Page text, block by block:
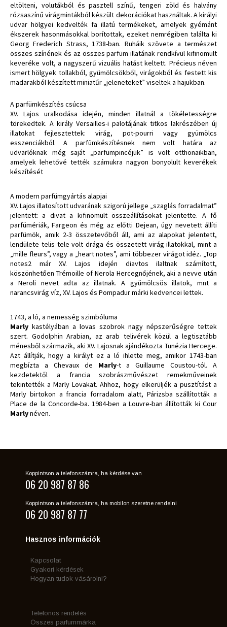
eltölteni, volutákból és pasztell színű, tengeri zöld és halvány
rózsaszínű virágmintákból készült dekorációkat használtak. A királyi
udvar hölgyei kedvelték fa illatú termékeket, amelyek gyémánt
ékszerek hasonmásokkal borítottak, ezeket nemrégiben találta ki
Georg Frederich Strass, 1738-ban. Ruháik szövete a természet
összes színének és az összes parfüm illatának rendkívül kifinomult
keveréke volt, a nagyszerű vizuális hatást keltett. Précieus néven
ismert hölgyek tollakból, gyümölcsökből, virágokból és festett kis
madarakból készített miniatűr „jeleneteket” viseltek a hajukban.
A parfümkészítés csúcsa
XV. Lajos uralkodása idején, minden illatnál a tökéletességre
törekedtek. A király Versailles-i palotájának titkos lakrészében új
illatokat fejlesztettek: virág, pot-pourri vagy gyümölcs
esszenciákból. A parfümkészítésnek nem volt határa az
udvarlóknak még saját „parfümpincéjük” is volt otthonaikban,
amelyek lehetővé tették számukra nagyon bonyolult keverékek
készítését
A modern parfümgyártás alapjai
XV. Lajos illatosított udvarának szigorú jellege „szaglás forradalmat”
jelentett: a divat a kifinomult összeállításokat jelentette. A fő
parfümériák, Fargeon és még az előtti Dejean, úgy nevetett állíti
parfümök, amik 2-3 összetevőből áll, ami az alapokat jelentett,
lendülete telis tele volt drága és összetett virág illatokkal, mint a
„mille fleurs”, vagy a „heart notes”, ami többezer virágot idéz. „Top
notes2 már XV. Lajos idején diavtos ilaltnak számított,
köszönhetően Trémoille of Nerola Hercegnőjének, aki a nevve után
a Neroli nevet adta az illatnak. A gyümölcsös illatok, mnt a
narancsvirág víz, XV. Lajos és Pompadur márki kedvencei lettek.
1743, a ló, a nemesség szimbóluma
Marly kastélyában a lovas szobrok nagy népszerűségre tettek
szert. Godolphin Arabian, az arab telivérek közül a legtisztább
ménesből származik, aki XV. Lajosnak ajándékozta Tunézia Hercege.
Azt állítják, hogy a királyt ez a ló ihlette meg, amikor 1743-ban
megbízta a Chevaux de Marly-t a Guillaume Coustou-tól. A
kezdetektől a francia szobrászművészet remekműveinek
tekintették a Marly Lovakat. Ahhoz, hogy elkerüljék a pusztítást a
Marly birtokon a francia forradalom alatt, Párizsba szállították a
Place de la Concorde-ba. 1984-ben a Louvre-ban állították ki Cour
Marlynéven.
Koppintson a telefonszámra, ha kérdése van
06 20 987 87 86
Koppintson a telefonszámra, ha mobilon szeretne rendelni
06 20 987 87 77
Hasznos információk
Kapcsolat
Gyakori kérdések
Hogyan tudok vásárolni?
Telefonos rendelés
Összes parfummárka